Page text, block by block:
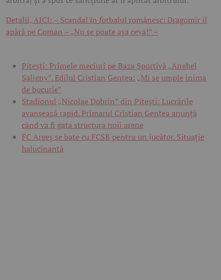
Detalii, AICI: – Scandal în fotbalul românesc: Dragomir îl
apără pe Coman – „Nu se poate așa ceva!” –
Pitești: Primele meciuri pe Baza Sportivă „Anghel
Saligny”. Edilul Cristian Gentea: „Mi se umple inima
de bucurie”
Stadionul „Nicolae Dobrin” din Pitești: Lucrările
avansează rapid. Primarul Cristian Gentea anunță
când va fi gata structura noii arene
FC Argeș se bate cu FCSB pentru un jucător. Situație
halucinantă